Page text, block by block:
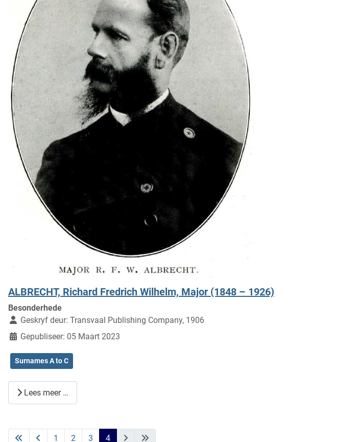
ALBRECHT, Richard Fredrich Wilhelm, Major (1848 – 1926)
Besonderhede
Geskryf deur: Transvaal Publishing Company, 1906
Gepubliseer: 05 Maart 2023
Surnames A to C
Lees meer …
1 2 3 4